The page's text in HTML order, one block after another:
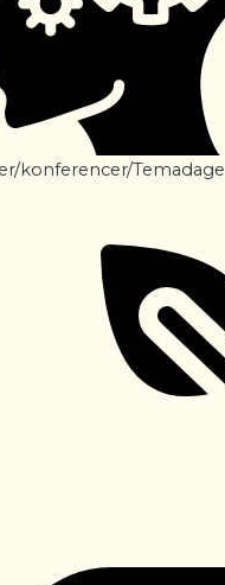
konferencer/Temadage